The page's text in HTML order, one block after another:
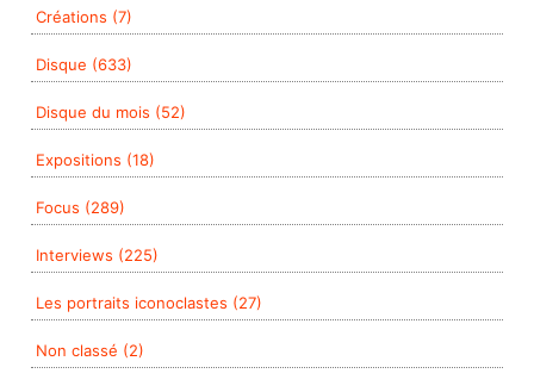
Créations (7)
Disque (633)
Disque du mois (52)
Expositions (18)
Focus (289)
Interviews (225)
Les portraits iconoclastes (27)
Non classé (2)